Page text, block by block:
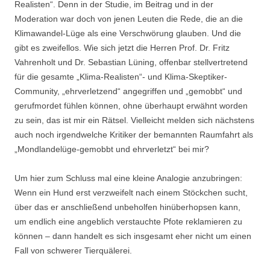
Realisten“. Denn in der Studie, im Beitrag und in der
Moderation war doch von jenen Leuten die Rede, die an die
Klimawandel-Lüge als eine Verschwörung glauben. Und die
gibt es zweifellos. Wie sich jetzt die Herren Prof. Dr. Fritz
Vahrenholt und Dr. Sebastian Lüning, offenbar stellvertretend
für die gesamte „Klima-Realisten“- und Klima-Skeptiker-
Community, „ehrverletzend“ angegriffen und „gemobbt“ und
gerufmordet fühlen können, ohne überhaupt erwähnt worden
zu sein, das ist mir ein Rätsel. Vielleicht melden sich nächstens
auch noch irgendwelche Kritiker der bemannten Raumfahrt als
„Mondlandelüge-gemobbt und ehrverletzt“ bei mir?
Um hier zum Schluss mal eine kleine Analogie anzubringen:
Wenn ein Hund erst verzweifelt nach einem Stöckchen sucht,
über das er anschließend unbeholfen hinüberhopsen kann,
um endlich eine angeblich verstauchte Pfote reklamieren zu
können – dann handelt es sich insgesamt eher nicht um einen
Fall von schwerer Tierquälerei.